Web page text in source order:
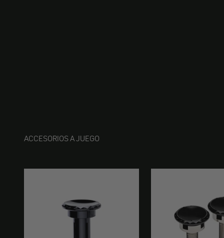
ACCESORIOS A JUEGO